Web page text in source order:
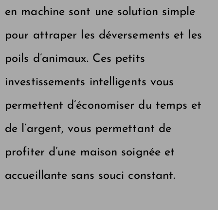
en machine sont une solution simple
pour attraper les déversements et les
poils d’animaux. Ces petits
investissements intelligents vous
permettent d’économiser du temps et
de l’argent, vous permettant de
profiter d’une maison soignée et
accueillante sans souci constant.